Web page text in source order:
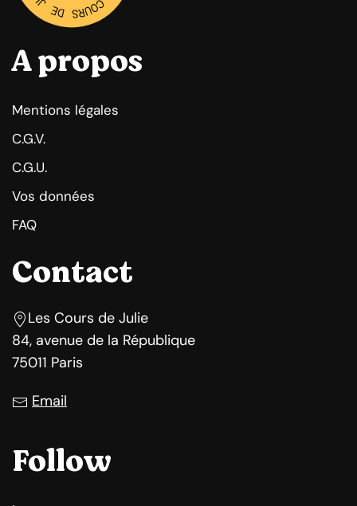
A propos
Mentions légales
C.G.V.
C.G.U.
Vos données
FAQ
Contact
Les Cours de Julie
84, avenue de la République
75011 Paris
Email
Follow